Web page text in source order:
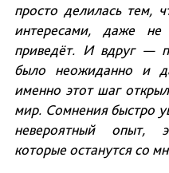
просто делилась тем,
интересами, даже
приведёт. И вдруг —
было неожиданно и
именно этот шаг
мир. Сомнения быстро
невероятный опыт,
которые останутся со